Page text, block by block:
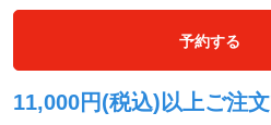
予約する
11,000円(税込)以上ご注